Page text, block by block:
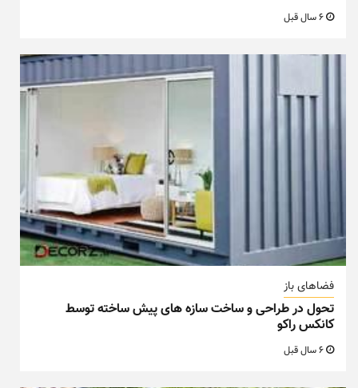
فضاهای باز
تحول در طراحی و ساخت سازه های پیش ساخته توسط
کانکس راکو